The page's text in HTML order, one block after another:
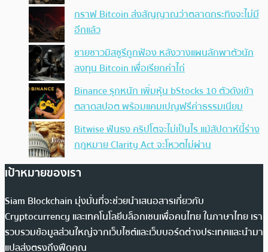
กราฟ Bitcoin ส่งสัญญาณว่าตลาดกระทิงจะไม่มี
อีกแล้ว
ชายชาวมิสซูรีถูกฟ้อง หลังวางแผนลักพาตัวนัก
ลงทุน Bitcoin เพื่อเรียกค่าไถ่
Binance รุกหนัก เพิ่มหุ้น bStocks 10 ตัวดังเข้า
ตลาดสปอต พร้อมแคมเปญฟรีค่าธรรมเนียม
Bitwise ฟันธง คริปโตจะไม่เป็นไร แม้สัปดาห์นี้ร่าง
กฎหมาย Clarity Act จะโหวตไม่ผ่าน
เป้าหมายของเรา
Siam Blockchain มุ่งมั่นที่จะช่วยนำเสนอสารเกี่ยวกับ
Cryptocurrency และเทคโนโลยีบล็อกเชนเพื่อคนไทย ในภาษาไทย เรา
รวบรวมข้อมูลส่วนใหญ่จากเว็บไซต์และเว็บบอร์ดต่างประเทศและนำมา
แปลส่งตรงถึงฟีดคุณ